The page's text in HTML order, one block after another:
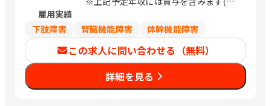
※上記給与は目安のため、スキル・経験
等により決定します。
雇用実績
下肢障害
腎臓機能障害 体幹機能障害
この求人に問い合わせる（無料）
詳細を見る